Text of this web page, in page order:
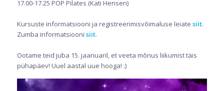
17.00-17.25 POP Pilates (Kati Hensen)
Kursuste informatsiooni ja registreerimisvõimaluse leiate siit.
Zumba informatsiooni siit.
Ootame teid juba 15. jaanuaril, et veeta mõnus liikumist täis
pühapäev! Uuel aastal uue hooga! :)